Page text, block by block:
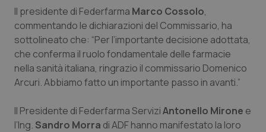
Molise
Piemonte
Provincia Autonoma di Bolzano
Provincia Autonoma di Trento
Epatiti
HIV
Infezioni & Febbre
Ipertensione & Scompenso
Il presidente di Federfarma Marco Cossolo,
commentando le dichiarazioni del Commissario, ha
sottolineato che: “Per l’importante decisione adottata,
che conferma il ruolo fondamentale delle farmacie
nella sanità italiana, ringrazio il commissario Domenico
Arcuri. Abbiamo fatto un importante passo in avanti.”
Il Presidente di Federfarma ServiziAntonello Mirone e
l’Ing. Sandro Morra di ADF hanno manifestato la loro